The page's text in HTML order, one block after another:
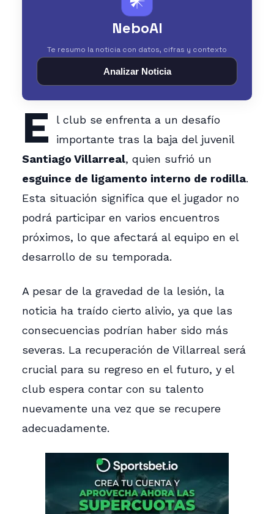
NeboAI
Te resumo la noticia con datos, cifras y contexto
Analizar Noticia
E
l club se enfrenta a un desafío
importante tras la baja del juvenil
Santiago Villarreal, quien sufrió un
esguince de ligamento interno de rodilla.
Esta situación significa que el jugador no
podrá participar en varios encuentros
próximos, lo que afectará al equipo en el
desarrollo de su temporada.
A pesar de la gravedad de la lesión, la
noticia ha traído cierto alivio, ya que las
consecuencias podrían haber sido más
severas. La recuperación de Villarreal será
crucial para su regreso en el futuro, y el
club espera contar con su talento
nuevamente una vez que se recupere
adecuadamente.